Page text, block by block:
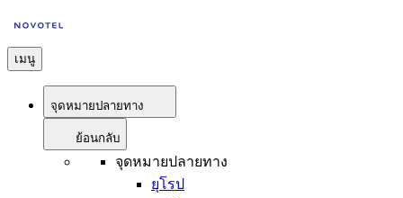
เมนู
จุดหมายปลายทาง
ย้อนกลับ
จุดหมายปลายทาง
ยุโรป